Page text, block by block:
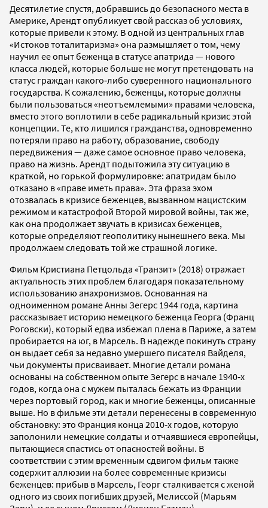
Десятилетие спустя, добравшись до безопасного места в
Америке, Арендт опубликует свой рассказ об условиях,
которые привели к этому. В одной из центральных глав
«Истоков тоталитаризма» она размышляет о том, чему
научил ее опыт беженца в статусе апатрида — нового
класса людей, которые больше не могут претендовать на
статус граждан какого‐либо суверенного национального
государства. К сожалению, беженцы, которые должны
были пользоваться «неотъемлемыми» правами человека,
вместо этого воплотили в себе радикальный кризис этой
концепции. Те, кто лишился гражданства, одновременно
потеряли право на работу, образование, свободу
передвижения — даже самое основное право человека,
право на жизнь. Арендт подытожила эту ситуацию в
краткой, но горькой формулировке: апатридам было
отказано в «праве иметь права». Эта фраза эхом
отозвалась в кризисе беженцев, вызванном нацистским
режимом и катастрофой Второй мировой войны, так же,
как она продолжает звучать в кризисах беженцев,
которые определяют геополитику нынешнего века. Мы
продолжаем следовать той же страшной логике.
Фильм Кристиана Петцольда «Транзит» (2018) отражает
актуальность этих проблем благодаря показательному
использованию анахронизмов. Основанная на
одноименном романе Анны Зегерс 1944 года, картина
рассказывает историю немецкого беженца Георга (Франц
Роговски), который едва избежал плена в Париже, а затем
пробирается на юг, в Марсель. В надежде покинуть страну
он выдает себя за недавно умершего писателя Вайделя,
чьи документы присваивает. Многие детали романа
основаны на собственном опыте Зегерс в начале 1940‐х
годов, когда она с мужем пыталась бежать из Франции
через портовый город, как и многие беженцы, описанные
выше. Но в фильме эти детали перенесены в современную
обстановку: это Франция конца 2010‐х годов, которую
заполонили немецкие солдаты и отчаявшиеся европейцы,
пытающиеся спастись от опасностей войны. В
соответствии с этим временным сдвигом фильм также
содержит аллюзии на более современные кризисы
беженцев: прибыв в Марсель, Георг сталкивается с женой
одного из своих погибших друзей, Мелиссой (Марьям